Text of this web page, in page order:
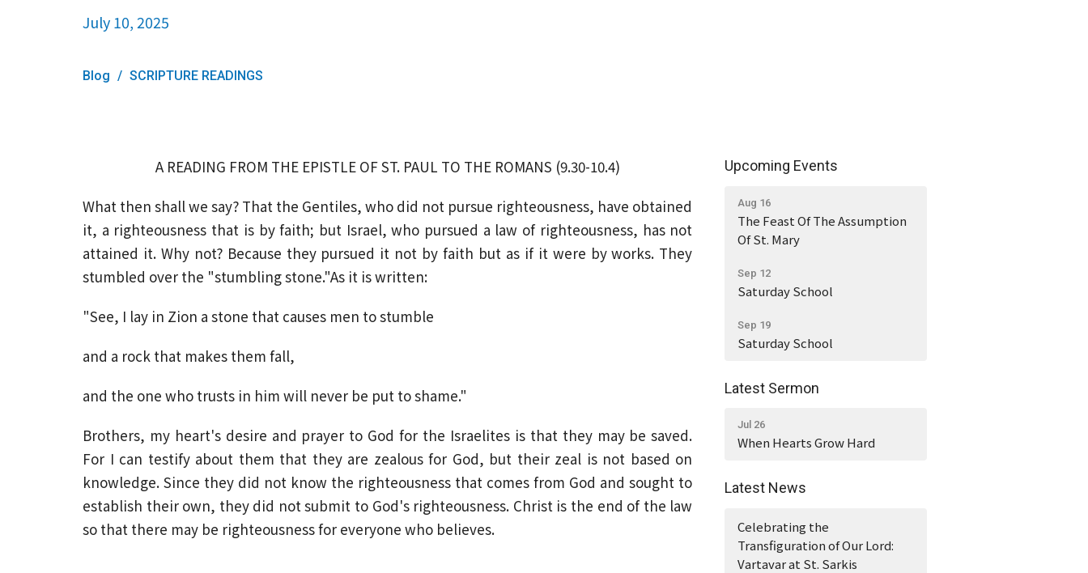
July 10, 2025
Blog SCRIPTURE READINGS
A READING FROM THE EPISTLE OF ST. PAUL TO THE ROMANS (9.30-10.4)
What then shall we say? That the Gentiles, who did not pursue righteousness, have obtained
it, a righteousness that is by faith; but Israel, who pursued a law of righteousness, has not
attained it. Why not? Because they pursued it not by faith but as if it were by works. They
stumbled over the "stumbling stone."As it is written:
"See, I lay in Zion a stone that causes men to stumble
and a rock that makes them fall,
and the one who trusts in him will never be put to shame."
Brothers, my heart's desire and prayer to God for the Israelites is that they may be saved.
For I can testify about them that they are zealous for God, but their zeal is not based on
knowledge. Since they did not know the righteousness that comes from God and sought to
establish their own, they did not submit to God's righteousness. Christ is the end of the law
so that there may be righteousness for everyone who believes.
Upcoming Events
Aug 16
The Feast Of The Assumption
Of St. Mary
Sep 12
Saturday School
Sep 19
Saturday School
Latest Sermon
Jul 26
When Hearts Grow Hard
Latest News
Celebrating the
Transfiguration of Our Lord:
Vartavar at St. Sarkis